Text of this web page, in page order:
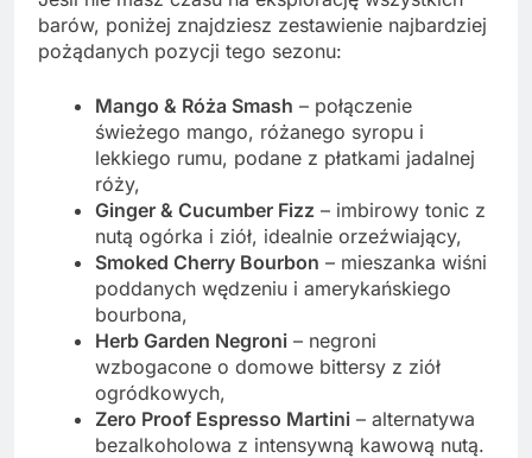
barów, poniżej znajdziesz zestawienie najbardziej
pożądanych pozycji tego sezonu:
Mango & Róża Smash – połączenie
świeżego mango, różanego syropu i
lekkiego rumu, podane z płatkami jadalnej
róży,
Ginger & Cucumber Fizz – imbirowy tonic z
nutą ogórka i ziół, idealnie orzeźwiający,
Smoked Cherry Bourbon – mieszanka wiśni
poddanych wędzeniu i amerykańskiego
bourbona,
Herb Garden Negroni – negroni
wzbogacone o domowe bittersy z ziół
ogródkowych,
Zero Proof Espresso Martini – alternatywa
bezalkoholowa z intensywną kawową nutą.